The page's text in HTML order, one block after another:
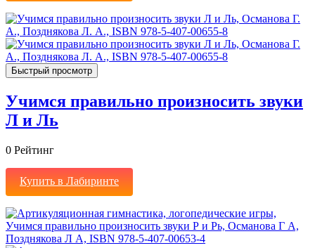
Быстрый просмотр
Учимся правильно произносить звуки
Л и Ль
0 Рейтинг
Купить в Лабиринте